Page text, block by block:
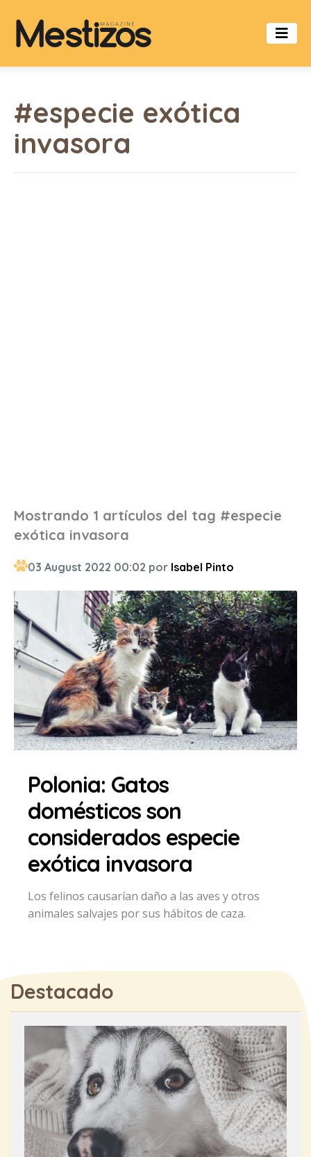
#especie exótica
invasora
Mostrando 1 artículos del tag #especie
exótica invasora
03 August 2022 00:02 por Isabel Pinto
Polonia: Gatos
domésticos son
considerados especie
exótica invasora
Los felinos causarían daño a las aves y otros
animales salvajes por sus hábitos de caza.
Destacado